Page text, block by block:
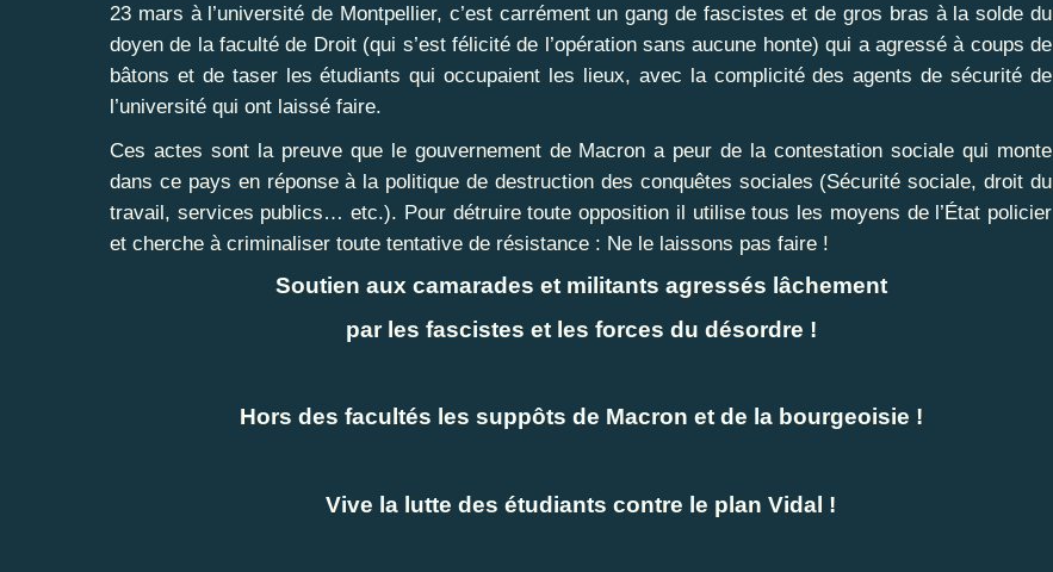
23 mars à l’université de Montpellier, c’est carrément un gang de fascistes et de gros bras à la solde du
doyen de la faculté de Droit (qui s’est félicité de l’opération sans aucune honte) qui a agressé à coups de
bâtons et de taser les étudiants qui occupaient les lieux, avec la complicité des agents de sécurité de
l’université qui ont laissé faire.
Ces actes sont la preuve que le gouvernement de Macron a peur de la contestation sociale qui monte
dans ce pays en réponse à la politique de destruction des conquêtes sociales (Sécurité sociale, droit du
travail, services publics… etc.). Pour détruire toute opposition il utilise tous les moyens de l’État policier
et cherche à criminaliser toute tentative de résistance : Ne le laissons pas faire !
Soutien aux camarades et militants agressés lâchement
par les fascistes et les forces du désordre !
Hors des facultés les suppôts de Macron et de la bourgeoisie !
Vive la lutte des étudiants contre le plan Vidal !